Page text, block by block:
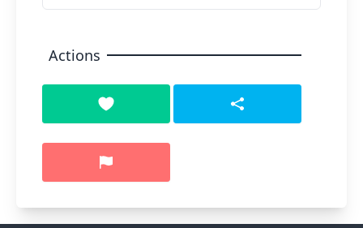
Actions